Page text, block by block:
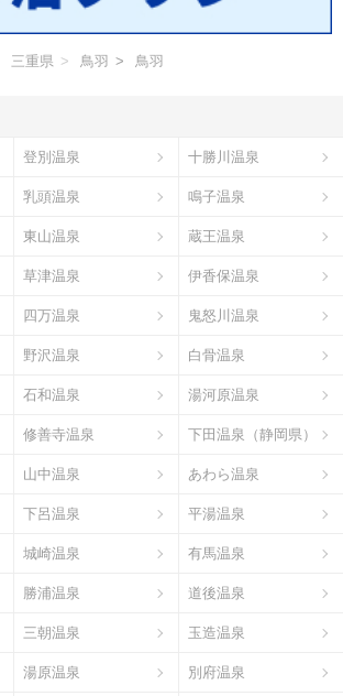
三重県 鳥羽 鳥羽
登別温泉 十勝川温泉
乳頭温泉 鳴子温泉
東山温泉 蔵王温泉
草津温泉 伊香保温泉
四万温泉 鬼怒川温泉
野沢温泉 白骨温泉
石和温泉 湯河原温泉
修善寺温泉 下田温泉（静岡県）
山中温泉 あわら温泉
下呂温泉 平湯温泉
城崎温泉 有馬温泉
勝浦温泉 道後温泉
三朝温泉 玉造温泉
湯原温泉 別府温泉